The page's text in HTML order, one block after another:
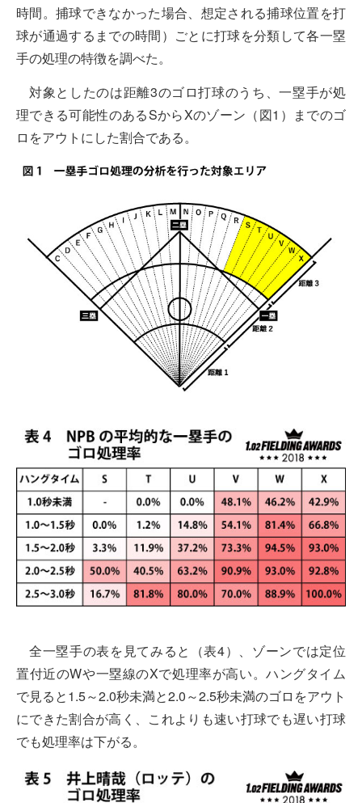
時間。捕球できなかった場合、想定される捕球位置を打
球が通過するまでの時間）ごとに打球を分類して各一塁
手の処理の特徴を調べた。
対象としたのは距離3のゴロ打球のうち、一塁手が処
理できる可能性のあるSからXのゾーン（図1）までのゴ
ロをアウトにした割合である。
全一塁手の表を見てみると（表4）、ゾーンでは定位
置付近のWや一塁線のXで処理率が高い。ハングタイム
で見ると1.5～2.0秒未満と2.0～2.5秒未満のゴロをアウト
にできた割合が高く、これよりも速い打球でも遅い打球
でも処理率は下がる。